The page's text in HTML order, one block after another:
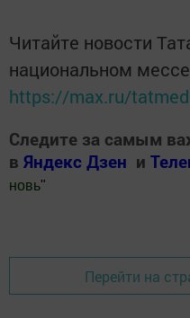
Читайте новости
национальном
https://max.ru/
Следите за самым
в Яндекс Дзен и
новь"
Перейти на